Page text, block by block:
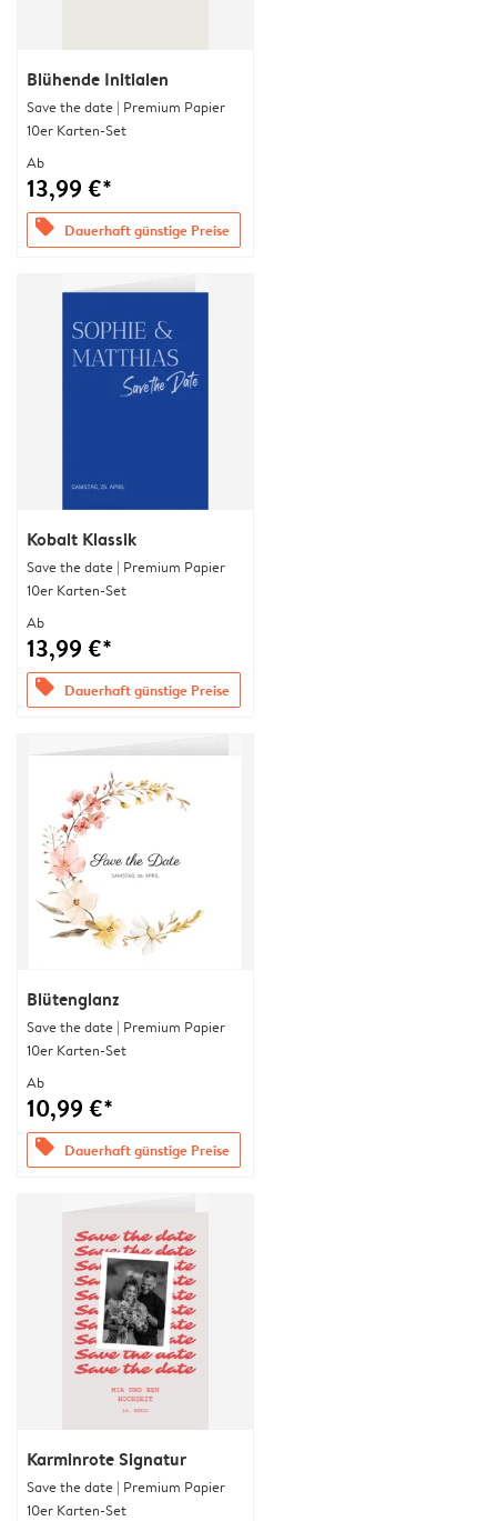
Blühende Initialen
Save the date | Premium Papier
10er Karten-Set
Ab
13,99 €*
offers Dauerhaft günstige Preise
Kobalt Klassik
Save the date | Premium Papier
10er Karten-Set
Ab
13,99 €*
offers Dauerhaft günstige Preise
Blütenglanz
Save the date | Premium Papier
10er Karten-Set
Ab
10,99 €*
offers Dauerhaft günstige Preise
Karminrote Signatur
Save the date | Premium Papier
10er Karten-Set